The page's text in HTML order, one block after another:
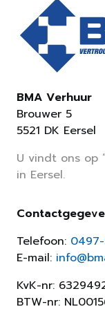
BMA Verhuur
Brouwer 5
5521 DK Eersel
U vindt ons op
in Eersel.
Telefoon:
E-mail:
KvK-nr:
BTW-nr: